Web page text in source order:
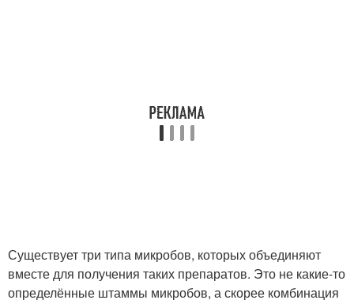
Существует три типа микробов, которых объединяют
вместе для получения таких препаратов. Это не какие-то
определённые штаммы микробов, а скорее комбинация